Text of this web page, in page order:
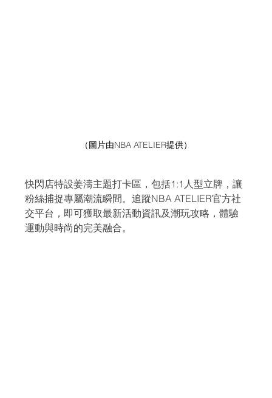
（圖片由NBA ATELIER提供）
快閃店特設姜濤主題打卡區，包括1:1人型立牌，讓
粉絲捕捉專屬潮流瞬間。追蹤NBA ATELIER官方社
交平台，即可獲取最新活動資訊及潮玩攻略，體驗
運動與時尚的完美融合。